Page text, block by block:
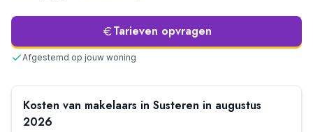
Tarieven opvragen
Afgestemd op jouw woning
Kosten van makelaars in Susteren in augustus
2026